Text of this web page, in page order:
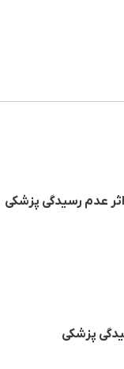
عدم رسیدگی پزشکی
پزشکی